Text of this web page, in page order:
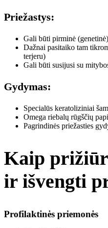
Priežastys:
Gali būti pirminė
Dažnai pasitaiko tam
terjeru)
Gali būti susijusi su
Gydymas:
Specialūs keratoliziniai
Omega riebalų rūgščių
Pagrindinės priežasties
Kaip
ir išvengti
Profilaktinės priemonės